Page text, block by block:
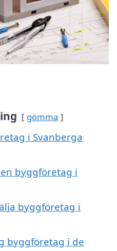
gömma
i Svanberga
byggföretag i
byggföretag i
byggföretag i de